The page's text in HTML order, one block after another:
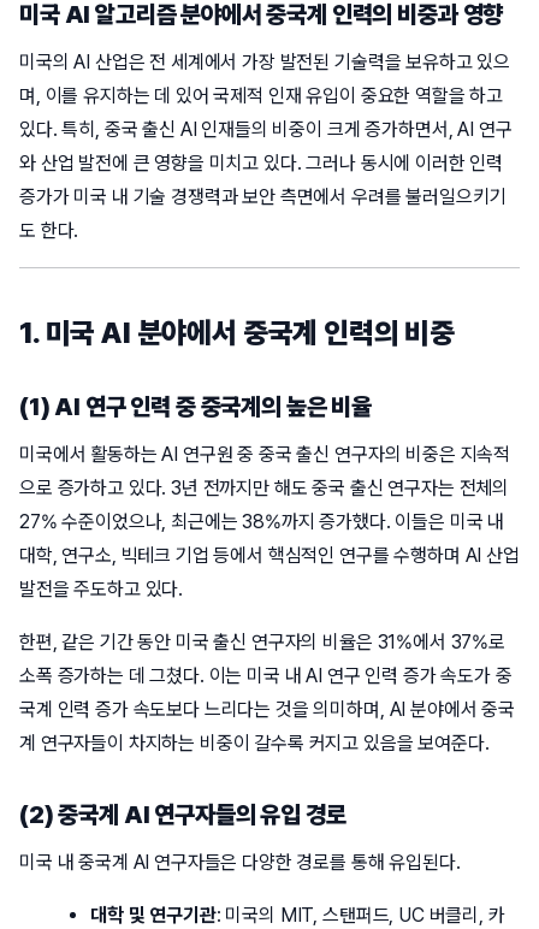
미국 AI 알고리즘 분야에서 중국계 인력의 비중과 영향
미국의 AI 산업은 전 세계에서 가장 발전된 기술력을 보유하고 있으
며, 이를 유지하는 데 있어 국제적 인재 유입이 중요한 역할을 하고
있다. 특히, 중국 출신 AI 인재들의 비중이 크게 증가하면서, AI 연구
와 산업 발전에 큰 영향을 미치고 있다. 그러나 동시에 이러한 인력
증가가 미국 내 기술 경쟁력과 보안 측면에서 우려를 불러일으키기
도 한다.
1. 미국 AI 분야에서 중국계 인력의 비중
(1) AI 연구 인력 중 중국계의 높은 비율
미국에서 활동하는 AI 연구원 중 중국 출신 연구자의 비중은 지속적
으로 증가하고 있다. 3년 전까지만 해도 중국 출신 연구자는 전체의
27% 수준이었으나, 최근에는 38%까지 증가했다. 이들은 미국 내
대학, 연구소, 빅테크 기업 등에서 핵심적인 연구를 수행하며 AI 산업
발전을 주도하고 있다.
한편, 같은 기간 동안 미국 출신 연구자의 비율은 31%에서 37%로
소폭 증가하는 데 그쳤다. 이는 미국 내 AI 연구 인력 증가 속도가 중
국계 인력 증가 속도보다 느리다는 것을 의미하며, AI 분야에서 중국
계 연구자들이 차지하는 비중이 갈수록 커지고 있음을 보여준다.
(2) 중국계 AI 연구자들의 유입 경로
미국 내 중국계 AI 연구자들은 다양한 경로를 통해 유입된다.
대학 및 연구기관: 미국의 MIT, 스탠퍼드, UC 버클리, 카